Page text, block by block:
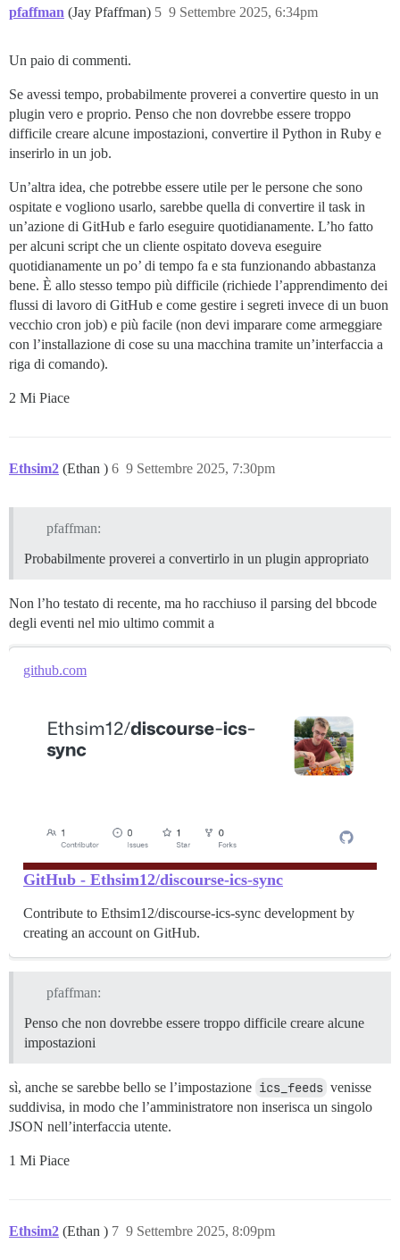
pfaffman (Jay Pfaffman) 9 Settembre 2025, 6:34pm
5
Un paio di commenti.
Se avessi tempo, probabilmente proverei a convertire questo in un
plugin vero e proprio. Penso che non dovrebbe essere troppo
difficile creare alcune impostazioni, convertire il Python in Ruby e
inserirlo in un job.
Un’altra idea, che potrebbe essere utile per le persone che sono
ospitate e vogliono usarlo, sarebbe quella di convertire il task in
un’azione di GitHub e farlo eseguire quotidianamente. L’ho fatto
per alcuni script che un cliente ospitato doveva eseguire
quotidianamente un po’ di tempo fa e sta funzionando abbastanza
bene. È allo stesso tempo più difficile (richiede l’apprendimento dei
flussi di lavoro di GitHub e come gestire i segreti invece di un buon
vecchio cron job) e più facile (non devi imparare come armeggiare
con l’installazione di cose su una macchina tramite un’interfaccia a
riga di comando).
2 Mi Piace
Ethsim2 (Ethan ) 9 Settembre 2025, 7:30pm
6
pfaffman:
Probabilmente proverei a convertirlo in un plugin appropriato
Non l’ho testato di recente, ma ho racchiuso il parsing del bbcode
degli eventi nel mio ultimo commit a
github.com
GitHub - Ethsim12/discourse-ics-sync
Contribute to Ethsim12/discourse-ics-sync development by
creating an account on GitHub.
pfaffman:
Penso che non dovrebbe essere troppo difficile creare alcune
impostazioni
sì, anche se sarebbe bello se l’impostazione ics_feeds venisse
suddivisa, in modo che l’amministratore non inserisca un singolo
JSON nell’interfaccia utente.
1 Mi Piace
Ethsim2 (Ethan ) 9 Settembre 2025, 8:09pm
7